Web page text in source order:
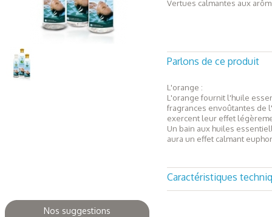
Vertues calmantes aux
Parlons de ce produit
L'orange :
L'orange fournit l'huile
fragrances envoûtantes de
exercent leur effet
Un bain aux huiles
aura un effet calmant
Caractéristiques
Nos suggestions